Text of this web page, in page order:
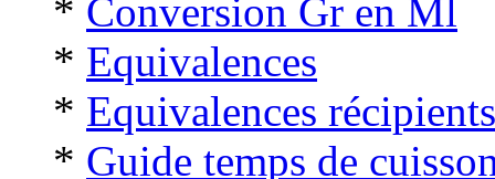
* Conversion Gr en Ml
* Equivalences
* Equivalences récipients
* Guide temps de